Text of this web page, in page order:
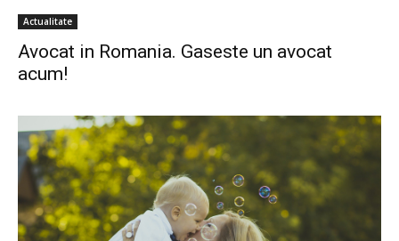
Actualitate
Avocat in Romania. Gaseste un avocat
acum!